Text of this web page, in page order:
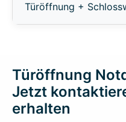
Türöffnung +
Türöffnung
Jetzt
erhalten